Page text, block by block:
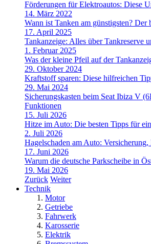
Förderungen für Elektroautos: Diese
14. März 2022
Wann ist Tanken am günstigsten? Der
17. April 2025
Tankanzeige: Alles über Tankreserve
1. Februar 2025
Was der kleine Pfeil auf der
29. Oktober 2024
Kraftstoff sparen: Diese hilfreichen
29. Mai 2024
Sicherungskasten beim Seat Ibiza V
Funktionen
15. Juli 2026
Hitze im Auto: Die besten Tipps für
2. Juli 2026
Hagelschaden am Auto:
17. Juni 2026
Warum die deutsche Parkscheibe in
19. Mai 2026
Zurück Weiter
Technik
Motor
Getriebe
Fahrwerk
Karosserie
Elektrik